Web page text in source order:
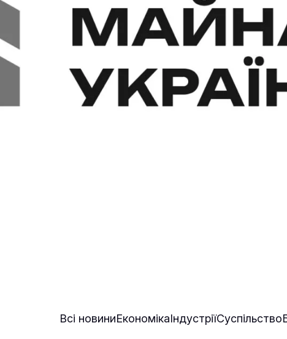
Всі новиниЕкономікаІндустріїСуспільство